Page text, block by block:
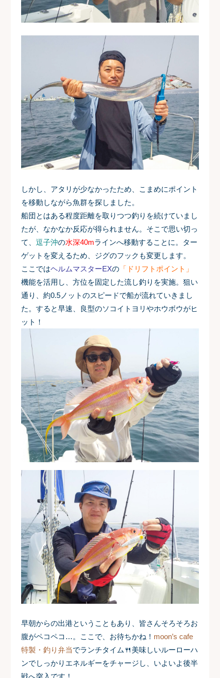
しかし、アタリが少なかったため、こまめにポイント
を移動しながら魚群を探しました。
船団とはある程度距離を取りつつ釣りを続けていまし
たが、なかなか反応が得られません。そこで思い切っ
て、 逗子沖の水深40mラインへ移動することに。ター
ゲットを変えるため、ジグのフックも変更します。
ここではヘルムマスターEXの「ドリフトポイント」
機能を活用し、方位を固定した流し釣りを実施。狙い
通り、約0.5ノットのスピードで船が流れていきまし
た。すると早速、良型のソコイトヨリやホウボウがヒ
ット！
早朝からの出港ということもあり、皆さんそろそろお
腹がペコペコ…。ここで、お待ちかね！ moon’s cafe
特製・釣り弁当でランチタイム🍴美味しいルーローハ
ンでしっかりエネルギーをチャージし、いよいよ後半
戦へ突入です！